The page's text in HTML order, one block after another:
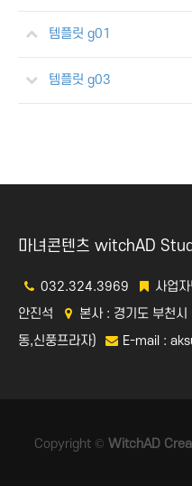
템플릿 g01
템플릿 g03
마녀콘텐츠 witchAD
032.324.3969 사업
안진석
본사 : 경기도 부천
동,신풍프라자)
E-mail :
Copyright © WitchAD